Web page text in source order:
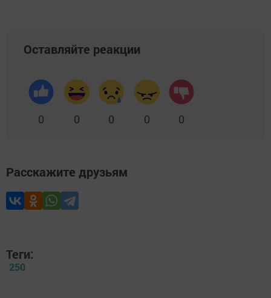
Оставляйте реакции
0 0 0 0 0
Расскажите друзьям
Теги:
250